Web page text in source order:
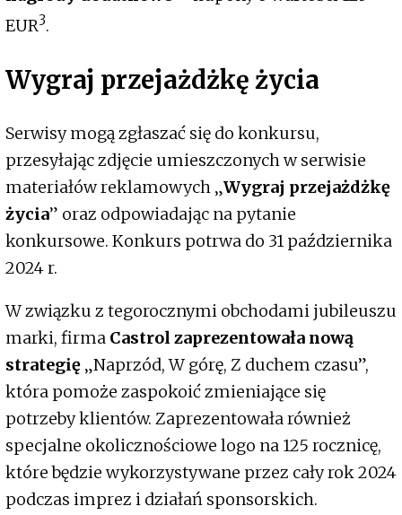
EUR3.
Wygraj przejażdżkę życia
Serwisy mogą zgłaszać się do konkursu,
przesyłając zdjęcie umieszczonych w serwisie
materiałów reklamowych „Wygraj przejażdżkę
życia” oraz odpowiadając na pytanie
konkursowe. Konkurs potrwa do 31 października
2024 r.
W związku z tegorocznymi obchodami jubileuszu
marki, firma Castrol zaprezentowała nową
strategię „Naprzód, W górę, Z duchem czasu”,
która pomoże zaspokoić zmieniające się
potrzeby klientów. Zaprezentowała również
specjalne okolicznościowe logo na 125 rocznicę,
które będzie wykorzystywane przez cały rok 2024
podczas imprez i działań sponsorskich.